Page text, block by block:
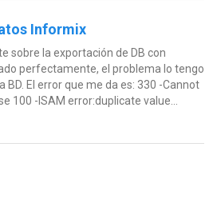
Informix
sobre la exportación de DB con
perfectamente, el problema lo tengo
El error que me da es: 330 -Cannot
100 -ISAM error:duplicate value...